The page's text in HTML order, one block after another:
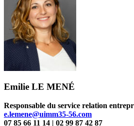
Emilie LE MENÉ
Responsable du service relation
e.lemene@uimm35-56.com
07 85 66 11 14 | 02 99 87 42 87